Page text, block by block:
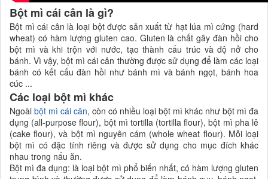
Bột mì cái cân là gì?
Bột mì cái cân là loại bột được sản xuất từ hạt lúa mì cứng (hard
wheat) có hàm lượng gluten cao. Gluten là chất gây đàn hồi cho
bột mì và khi trộn với nước, tạo thành cấu trúc và độ nở cho
bánh. Vì vậy, bột mì cái cân thường được sử dụng để làm các loại
bánh có kết cấu đàn hồi như bánh mì và bánh ngọt, bánh hoa
cúc ...
Các loại bột mì khác
Ngoài bột mì cái cân, còn có nhiều loại bột mì khác như bột mì đa
dụng (all-purpose flour), bột mì tortilla (tortilla flour), bột mì pha lê
(cake flour), và bột mì nguyên cám (whole wheat flour). Mỗi loại
bột mì có đặc tính riêng và được sử dụng cho mục đích khác
nhau trong nấu ăn.
Bột mì đa dụng: là loại bột mì phổ biến nhất, có hàm lượng gluten